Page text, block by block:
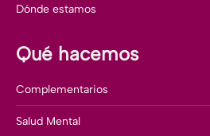
Dónde estamos
Qué hacemos
Complementarios
Salud Mental